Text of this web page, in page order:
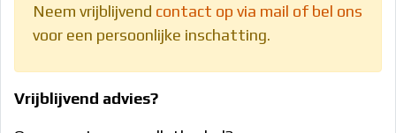
Neem vrijblijvend contact op via mail of bel ons
voor een persoonlijke inschatting.
Vrijblijvend advies?